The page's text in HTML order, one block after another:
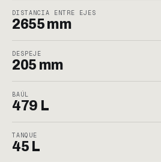
DISTANCIA ENTRE EJES
2655 mm
DESPEJE
205 mm
BAÚL
479 L
TANQUE
45 L